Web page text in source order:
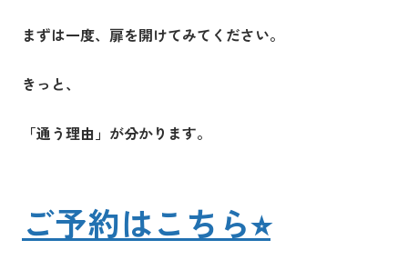
まずは一度、扉を開けてみてください。
きっと、
「通う理由」が分かります。
ご予約はこちら⭐︎